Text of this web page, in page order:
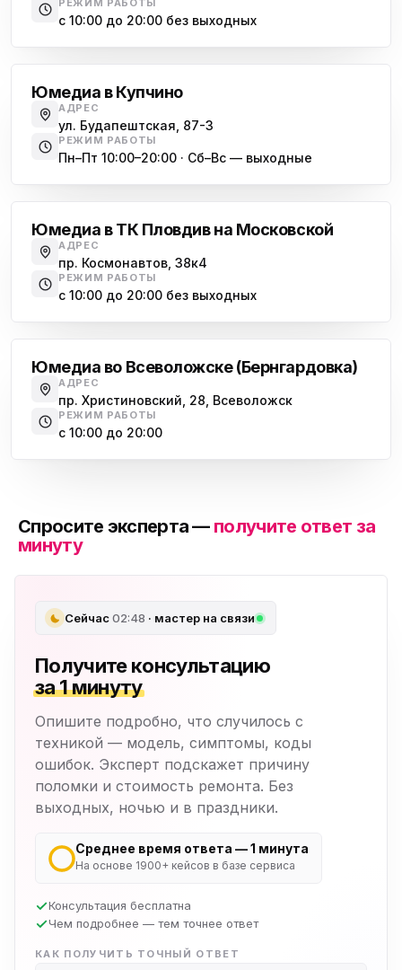
РЕЖИМ РАБОТЫ
с 10:00 до 20:00 без выходных
Юмедиа в Купчино
АДРЕС
ул. Будапештская, 87-3
РЕЖИМ РАБОТЫ
Пн–Пт 10:00–20:00 · Сб–Вс — выходные
Юмедиа в ТК Пловдив на Московской
АДРЕС
пр. Космонавтов, 38к4
РЕЖИМ РАБОТЫ
с 10:00 до 20:00 без выходных
Юмедиа во Всеволожске (Бернгардовка)
АДРЕС
пр. Христиновский, 28, Всеволожск
РЕЖИМ РАБОТЫ
с 10:00 до 20:00
Спросите эксперта — получите ответ за
минуту
Сейчас02:48 · мастер на связи
Получите консультацию
за 1 минуту
Опишите подробно, что случилось с
техникой — модель, симптомы, коды
ошибок. Эксперт подскажет причину
поломки и стоимость ремонта. Без
выходных, ночью и в праздники.
Среднее время ответа — 1 минута
На основе 1900+ кейсов в базе сервиса
Консультация бесплатна
Чем подробнее — тем точнее ответ
КАК ПОЛУЧИТЬ ТОЧНЫЙ ОТВЕТ